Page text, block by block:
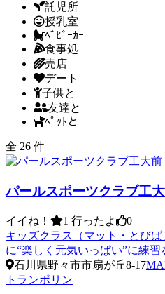
託児所
授乳室
ﾍﾞﾋﾞｰｶｰ
食事処
売店
デート
子供と
友達と
ﾍﾟｯﾄと
全 26 件
パールスポーツクラブ工
イイね！ 1 行ったよ
0
キッズクラス（マット・とび
に“楽しく元気いっぱい”に練習
石川県野々市市扇が丘8-17
トランポリン